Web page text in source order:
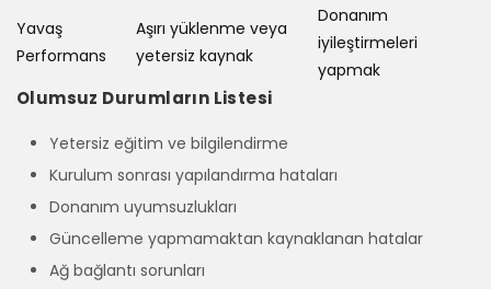
Yavaş
Performans
Aşırı yüklenme veya
yetersiz kaynak
Donanım
iyileştirmeleri
yapmak
Olumsuz Durumların Listesi
Yetersiz eğitim ve bilgilendirme
Kurulum sonrası yapılandırma hataları
Donanım uyumsuzlukları
Güncelleme yapmamaktan kaynaklanan hatalar
Ağ bağlantı sorunları